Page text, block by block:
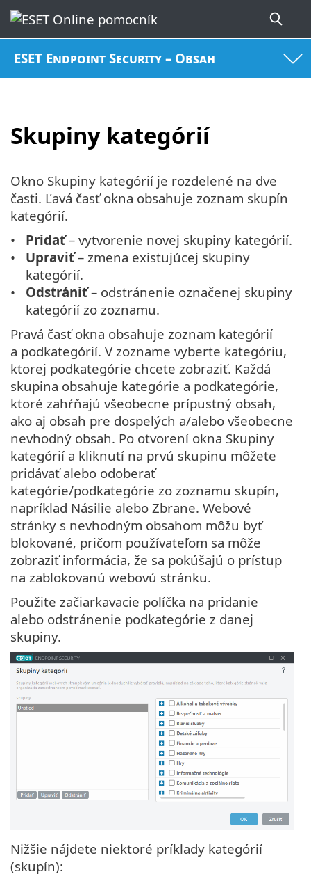
ESET Endpoint Security – Obsah
Skupiny kategórií
Okno Skupiny kategórií je rozdelené na dve
časti. Ľavá časť okna obsahuje zoznam skupín
kategórií.
Pridať– vytvorenie novej skupiny kategórií.
Upraviť– zmena existujúcej skupiny
kategórií.
Odstrániť– odstránenie označenej skupiny
kategórií zo zoznamu.
Pravá časť okna obsahuje zoznam kategórií
a podkategórií. V zozname vyberte kategóriu,
ktorej podkategórie chcete zobraziť. Každá
skupina obsahuje kategórie a podkategórie,
ktoré zahŕňajú všeobecne prípustný obsah,
ako aj obsah pre dospelých a/alebo všeobecne
nevhodný obsah. Po otvorení okna Skupiny
kategórií a kliknutí na prvú skupinu môžete
pridávať alebo odoberať
kategórie/podkategórie zo zoznamu skupín,
napríklad Násilie alebo Zbrane. Webové
stránky s nevhodným obsahom môžu byť
blokované, pričom používateľom sa môže
zobraziť informácia, že sa pokúšajú o prístup
na zablokovanú webovú stránku.
Použite začiarkavacie políčka na pridanie
alebo odstránenie podkategórie z danej
skupiny.
Nižšie nájdete niektoré príklady kategórií
(skupín):